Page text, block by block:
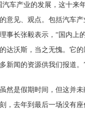
产业的发展，这十来
意见、观点。包括汽车
事长张毅表示，“国内
达沃斯，当之无愧。它
新闻的资源供我们报道。
是假期时间，但这并未
，去年到最后一场没有